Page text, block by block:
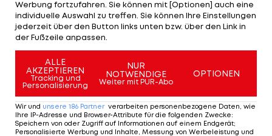
2024/25 noch Gesamtweltcupsiegerin, wird mit
dem Olympia-Massenstart das letzte Rennen
ihrer Karriere bestreiten.
"Ich spüre nach so vielen Jahren im
Leistungssport, dass jetzt der richtige Zeitpunkt
gekommen ist, ein neues Kapitel in meinem Leben
aufzuschlagen", so Preuß in einer Aussendung.
Werbung fortzufahren. Sie können mit [Optionen] auch eine
individuelle Auswahl zu treffen. Sie können Ihre Einstellungen
jederzeit über den Button links unten bzw. über den Link in
der Fußzeile anpassen.
ALLE
AKZEPTIEREN
Tracking und
Personalisierung
NUR
NOTWENDIGE
Weiter mit PUR-Abo
OPTIONEN
Wir und unsere 186 Partner verarbeiten personenbezogene Daten, wie
Ihre IP-Adresse und Browser-Attribute für die folgenden Zwecke:
Speichern von oder Zugriff auf Informationen auf einem Endgerät;
Personalisierte Werbung und Inhalte, Messung von Werbeleistung und